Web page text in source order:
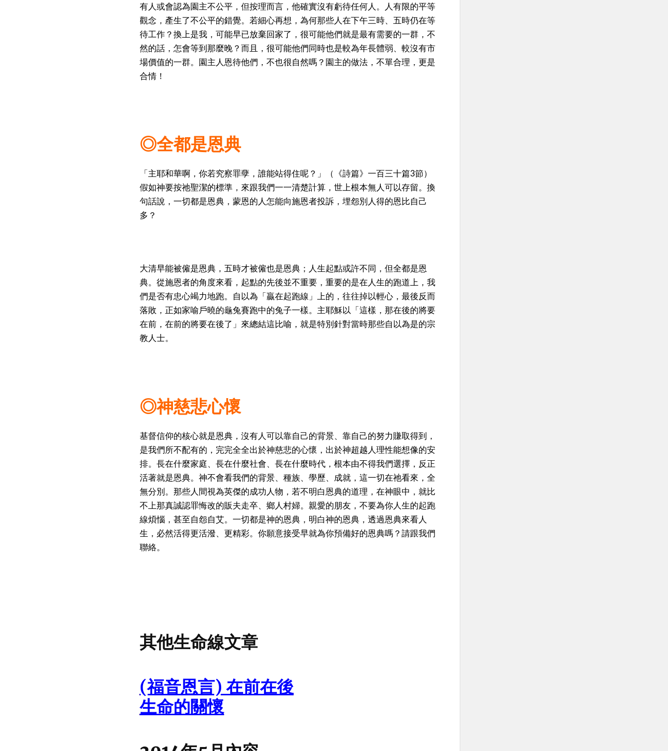
有人或會認為園主不公平，但按理而言，他確實沒有虧待任何人。人有限的平等
觀念，產生了不公平的錯覺。若細心再想，為何那些人在下午三時、五時仍在等
待工作？換上是我，可能早已放棄回家了，很可能他們就是最有需要的一群，不
然的話，怎會等到那麼晚？而且，很可能他們同時也是較為年長體弱、較沒有市
場價值的一群。園主人恩待他們，不也很自然嗎？園主的做法，不單合理，更是
合情！
◎全都是恩典
「主耶和華啊，你若究察罪孽，誰能站得住呢？」（《詩篇》一百三十篇3節）
假如神要按祂聖潔的標準，來跟我們一一清楚計算，世上根本無人可以存留。換
句話說，一切都是恩典，蒙恩的人怎能向施恩者投訴，埋怨別人得的恩比自己
多？
大清早能被僱是恩典，五時才被僱也是恩典；人生起點或許不同，但全都是恩
典。從施恩者的角度來看，起點的先後並不重要，重要的是在人生的跑道上，我
們是否有忠心竭力地跑。自以為「贏在起跑線」上的，往往掉以輕心，最後反而
落敗，正如家喻戶曉的龜兔賽跑中的兔子一樣。主耶穌以「這樣，那在後的將要
在前，在前的將要在後了」來總結這比喻，就是特別針對當時那些自以為是的宗
教人士。
◎神慈悲心懷
基督信仰的核心就是恩典，沒有人可以靠自己的背景、靠自己的努力賺取得到，
是我們所不配有的，完完全全出於神慈悲的心懷，出於神超越人理性能想像的安
排。長在什麼家庭、長在什麼社會、長在什麼時代，根本由不得我們選擇，反正
活著就是恩典。神不會看我們的背景、種族、學歷、成就，這一切在祂看來，全
無分別。那些人間視為英傑的成功人物，若不明白恩典的道理，在神眼中，就比
不上那真誠認罪悔改的販夫走卒、鄉人村婦。親愛的朋友，不要為你人生的起跑
線煩惱，甚至自怨自艾。一切都是神的恩典，明白神的恩典，透過恩典來看人
生，必然活得更活潑、更精彩。你願意接受早就為你預備好的恩典嗎？請跟我們
聯絡。
其他生命線文章
(福音恩言) 在前在後
生命的關懷